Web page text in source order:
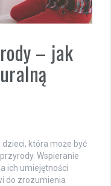
– jak
która może być
Wspieranie
ich umiejętności
do zrozumienia